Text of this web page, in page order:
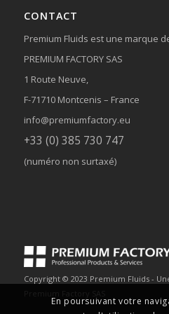
CONTACT
Premium Fluids est une marque
PREMIUM FACTORY SAS
1 Route Neuve,
F-71710 Montcenis – France
info@premiumfactory.eu
+33 (0) 385 730 747
(numéro non surtaxé)
Copyright © 2023 Premium Fluids -
En poursuivant votre